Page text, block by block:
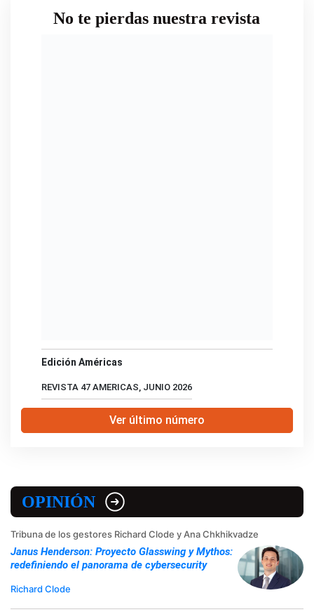
No te pierdas nuestra revista
Edición Américas
REVISTA 47 AMERICAS, JUNIO 2026
Ver último número
OPINIÓN
Tribuna de los gestores Richard Clode y Ana Chkhikvadze
Janus Henderson: Proyecto Glasswing y Mythos:
redefiniendo el panorama de cybersecurity
Richard Clode